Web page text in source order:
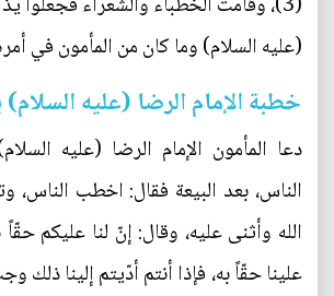
(عليه السلام) وما كان من المأمون في
خطبة الإمام الرضا (عليه السلام)
دعا المأمون الإمام الرضا (عليه
الناس، بعد البيعة فقال: اخطب الناس،
الله وأثنى عليه، وقال: إنّ لنا عليكم
علينا حقّاً به، فإذا أنتم أدّيتم إلينا ذلك